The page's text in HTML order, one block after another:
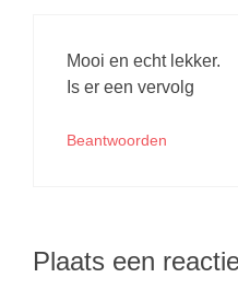
Mooi en echt lekker.
Is er een vervolg
Beantwoorden
Plaats een